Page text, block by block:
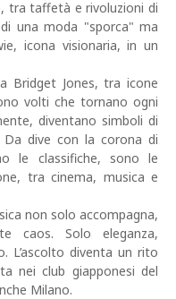
tra taffetà e rivoluzioni di
una moda "sporca" ma
icona visionaria, in un
Bridget Jones, tra icone
volti che tornano ogni
diventano simboli di
dive con la corona di
le classifiche, sono le
tra cinema, musica e
non solo accompagna,
caos. Solo eleganza,
L’ascolto diventa un rito
nei club giapponesi del
Milano.